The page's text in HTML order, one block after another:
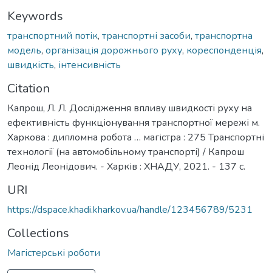
Keywords
транспортний потік, транспортні засоби, транспортна
модель, організація дорожнього руху, кореспонденція,
швидкість, інтенсивність
Citation
Капрош, Л. Л. Дослідження впливу швидкості руху на
ефективність функціонування транспортної мережі м.
Харкова : дипломна робота … магістра : 275 Транспортні
технології (на автомобільному транспорті) / Капрош
Леонід Леонідович. - Харків : ХНАДУ, 2021. - 137 с.
URI
https://dspace.khadi.kharkov.ua/handle/123456789/5231
Collections
Магістерські роботи